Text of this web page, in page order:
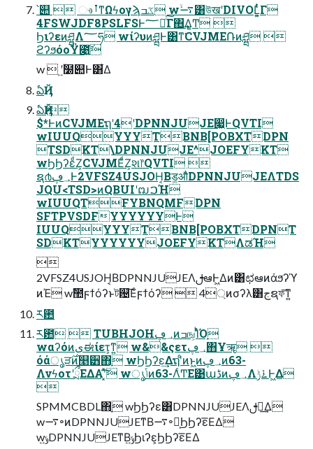
՝୊  ෳࡶͳΩϟογϡػߏ w࠷ۙ͸উखʹDIVOL͕͍ͭͨΓ
4FSWJDF8PSLFSͰ؅ཧͨ͠Γ΋͢Δ͚Ͳ 
ϦιʔεͷཤྺΛ؅ཧ wίʔυͷཤྺͰ͸ͳ͘CVJME݁Ռͷཤྺ 
ϩʔϧόοΫ೉͍͠
w  ʹ͍ۙ໰୊Ͱ͸͋Δ
ఏҊ
ఏҊ 
$*ͰͷCVJMEຖʹ4ʹDPNNJUJE෇͖ͰQVTI
wIUUQYYYTBNB[POBXTDPN
TSDKT\DPNNJUJE^JOEFYKT
wϦϦʔεͩΖ͏͕CVJMEͩΖ͏͕શ෦QVTI 
ຊ൪؀ڥͰ2VFSZ4USJOH͔Βड͚औͬͨDPNNJUJEΛTDS
JQU<TSD>ͷQBUIʹຒࠐΉ
wIUUQTFYBNQMFDPN
SFTPVSDFYYYYYYͰ
IUUQYYYTBNB[POBXTDPNT
SDKTYYYYYYJOEFYKTΛಡΉ

2VFSZ4USJOH͔ΒDPNNJUJEΛࢦఆͰ͖Δͷ͸ಛఆͷάϧʔϓ
ͷΈ wࣾ಺ϝϯόʔͱট଴͞Εͨϝϯόʔ  4্ͷσʔλ͸جຊফ͞ͳ͍
ར఺
ར఺  TUBHJOH؀ڥͷߏங͕ΊͬͪΌָ
wαʔόͷىಈίετ͕ͳ͍ w&&ςετ؀ڥ΋Ұॠ 
όάൃੜ࣌ͷ௥੻΋ָ wϦϦʔε͢Δຖʹͦͷͱ͖ͷ؀ڥͷ63-
ΛνϟοτʹྲྀΕΔΑ͏ʹ͓ͯ͘͠ wൃݴͷ63-ΛͨͲΕ͹աڈͷ؀ڥΛ࠶ݱͰ͖Δ

SPMMCBDL΋ָ wϦϦʔε͸DPNNJUJEΛࢦఆ͢Δ
w࠷৽ͷDPNNJUJEͳΒ࠷৽൛͕ϦϦʔε͞ΕΔ
wݹ͍DPNNJUJEͳΒݹ͍Ϧιʔε͕ϦϦʔε͞ΕΔ